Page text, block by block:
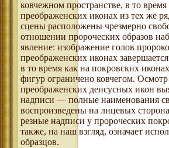
ковчежном пространстве, в то время
преображенских иконах из тех же
сцены расположены чрезмерно
отношении пророческих образов
явление: изображение голов
преображенских иконах
в то время как на покровских
фигур ограничено ковчегом.
преображенских деисусных икон
надписи — полные наименования
воспроизведены на лицевых
резные надписи у пророческих
также, на наш взгляд, означает
образцов.